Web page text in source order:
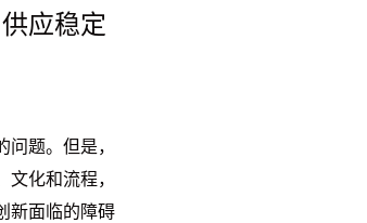
应稳定
题。但是，
化和流程，
新面临的障碍